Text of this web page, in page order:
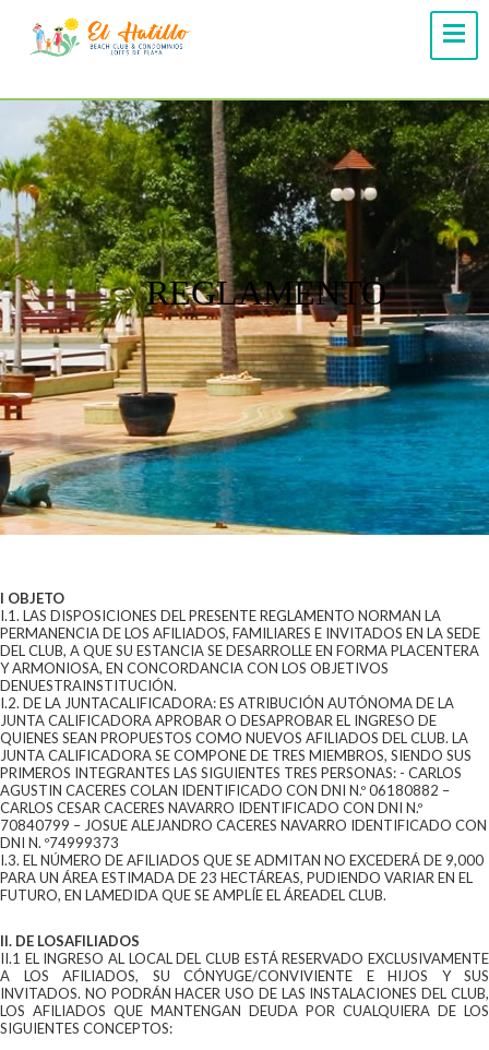
REGLAMENTO
I OBJETO
I.1. LAS DISPOSICIONES DEL PRESENTE REGLAMENTO NORMAN LA
PERMANENCIA DE LOS AFILIADOS, FAMILIARES E INVITADOS EN LA SEDE
DEL CLUB, A QUE SU ESTANCIA SE DESARROLLE EN FORMA PLACENTERA
Y ARMONIOSA, EN CONCORDANCIA CON LOS OBJETIVOS
DENUESTRAINSTITUCIÓN.
I.2. DE LA JUNTACALIFICADORA: ES ATRIBUCIÓN AUTÓNOMA DE LA
JUNTA CALIFICADORA APROBAR O DESAPROBAR EL INGRESO DE
QUIENES SEAN PROPUESTOS COMO NUEVOS AFILIADOS DEL CLUB. LA
JUNTA CALIFICADORA SE COMPONE DE TRES MIEMBROS, SIENDO SUS
PRIMEROS INTEGRANTES LAS SIGUIENTES TRES PERSONAS: - CARLOS
AGUSTIN CACERES COLAN IDENTIFICADO CON DNI N.º 06180882 –
CARLOS CESAR CACERES NAVARRO IDENTIFICADO CON DNI N.º
70840799 – JOSUE ALEJANDRO CACERES NAVARRO IDENTIFICADO CON
DNI N. º74999373
I.3. EL NÚMERO DE AFILIADOS QUE SE ADMITAN NO EXCEDERÁ DE 9,000
PARA UN ÁREA ESTIMADA DE 23 HECTÁREAS, PUDIENDO VARIAR EN EL
FUTURO, EN LAMEDIDA QUE SE AMPLÍE EL ÁREADEL CLUB.
II. DE LOSAFILIADOS
II.1 EL INGRESO AL LOCAL DEL CLUB ESTÁ RESERVADO EXCLUSIVAMENTE
A LOS AFILIADOS, SU CÓNYUGE/CONVIVIENTE E HIJOS Y SUS
INVITADOS. NO PODRÁN HACER USO DE LAS INSTALACIONES DEL CLUB,
LOS AFILIADOS QUE MANTENGAN DEUDA POR CUALQUIERA DE LOS
SIGUIENTES CONCEPTOS: